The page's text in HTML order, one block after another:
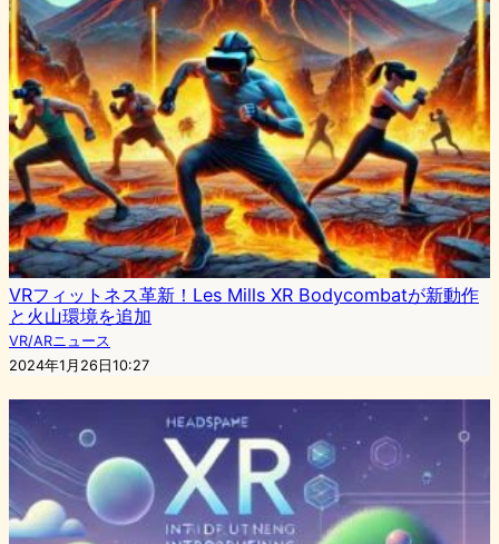
VRフィットネス革新！Les Mills XR Bodycombatが新動作
と火山環境を追加
VR/ARニュース
2024年1月26日10:27